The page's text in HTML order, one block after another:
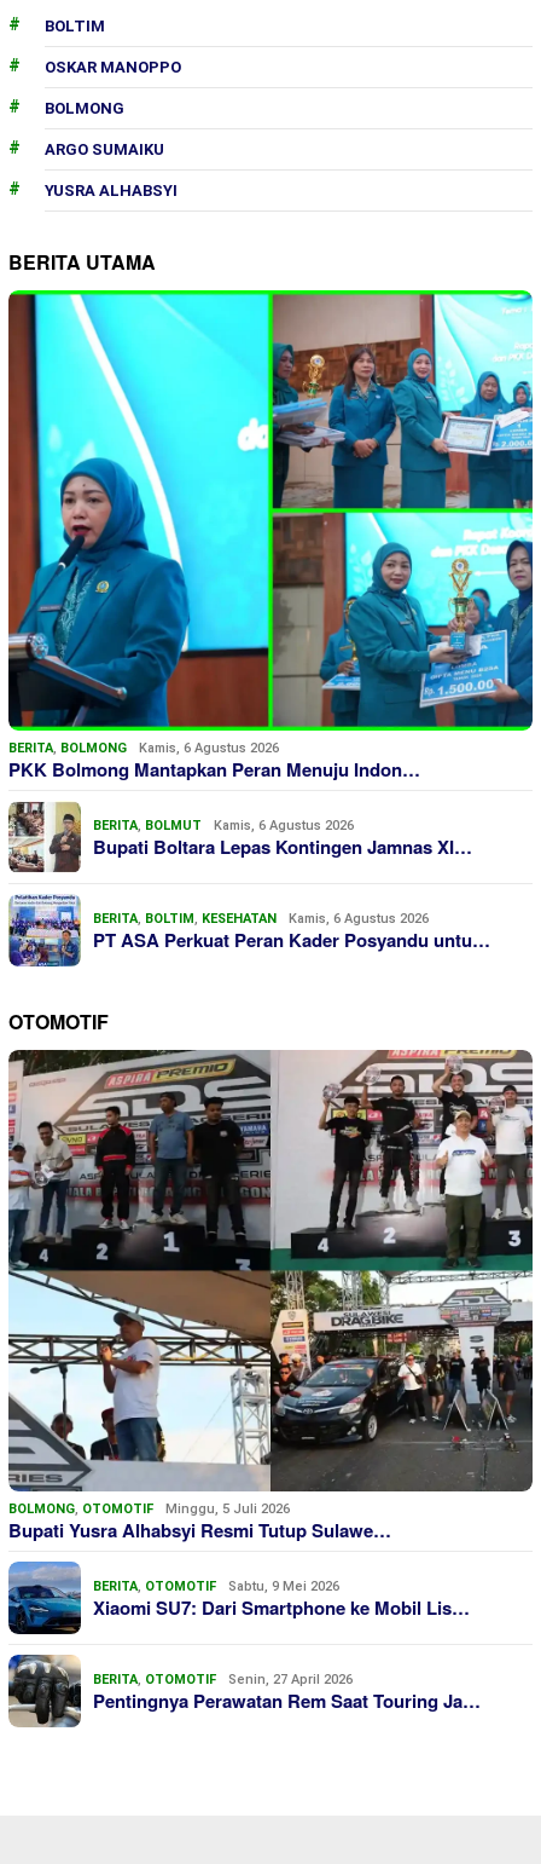
BOLTIM
OSKAR MANOPPO
BOLMONG
ARGO SUMAIKU
YUSRA ALHABSYI
BERITA UTAMA
BERITA, BOLMONG Kamis, 6 Agustus 2026
PKK Bolmong Mantapkan Peran Menuju Indon…
BERITA, BOLMUT Kamis, 6 Agustus 2026
Bupati Boltara Lepas Kontingen Jamnas XI…
BERITA, BOLTIM, KESEHATAN Kamis, 6 Agustus 2026
PT ASA Perkuat Peran Kader Posyandu untu…
OTOMOTIF
BOLMONG, OTOMOTIF Minggu, 5 Juli 2026
Bupati Yusra Alhabsyi Resmi Tutup Sulawe…
BERITA, OTOMOTIF Sabtu, 9 Mei 2026
Xiaomi SU7: Dari Smartphone ke Mobil Lis…
BERITA, OTOMOTIF Senin, 27 April 2026
Pentingnya Perawatan Rem Saat Touring Ja…